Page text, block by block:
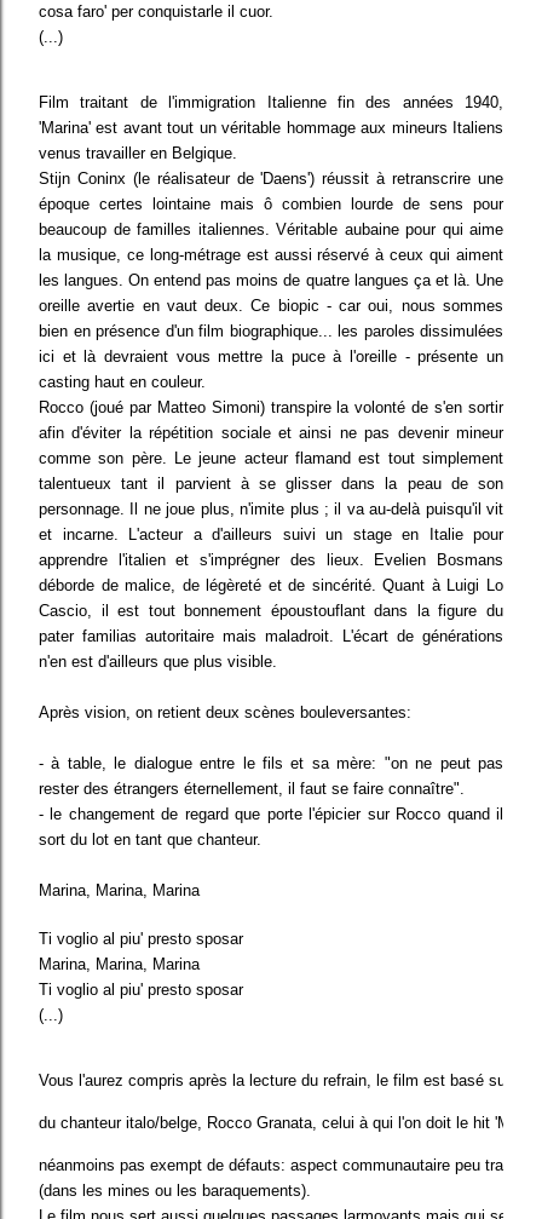
cosa faro' per conquistarle il cuor.
(...)
Film traitant de l'immigration Italienne fin des années 1940,
'Marina' est avant tout un véritable hommage aux mineurs Italiens
venus travailler en Belgique.
Stijn Coninx (le réalisateur de 'Daens') réussit à retranscrire une
époque certes lointaine mais ô combien lourde de sens pour
beaucoup de familles italiennes. Véritable aubaine pour qui aime
la musique, ce long-métrage est aussi réservé à ceux qui aiment
les langues. On entend pas moins de quatre langues ça et là. Une
oreille avertie en vaut deux. Ce biopic - car oui, nous sommes
bien en présence d'un film biographique... les paroles dissimulées
ici et là devraient vous mettre la puce à l'oreille - présente un
casting haut en couleur.
Rocco (joué par Matteo Simoni) transpire la volonté de s'en sortir
afin d'éviter la répétition sociale et ainsi ne pas devenir mineur
comme son père. Le jeune acteur flamand est tout simplement
talentueux tant il parvient à se glisser dans la peau de son
personnage. Il ne joue plus, n'imite plus ; il va au-delà puisqu'il vit
et incarne. L'acteur a d'ailleurs suivi un stage en Italie pour
apprendre l'italien et s'imprégner des lieux. Evelien Bosmans
déborde de malice, de légèreté et de sincérité. Quant à Luigi Lo
Cascio, il est tout bonnement époustouflant dans la figure du
pater familias autoritaire mais maladroit. L'écart de générations
n'en est d'ailleurs que plus visible.
Après vision, on retient deux scènes bouleversantes:
- à table, le dialogue entre le fils et sa mère: "on ne peut pas
rester des étrangers éternellement, il faut se faire connaître".
- le changement de regard que porte l'épicier sur Rocco quand il
sort du lot en tant que chanteur.
Marina, Marina, Marina
Ti voglio al piu' presto sposar
Marina, Marina, Marina
Ti voglio al piu' presto sposar
(...)
Vous l'aurez compris après la lecture du refrain, le film est basé sur
du chanteur italo/belge, Rocco Granata, celui à qui l'on doit le hit
néanmoins pas exempt de défauts: aspect communautaire peu traité,
(dans les mines ou les baraquements).